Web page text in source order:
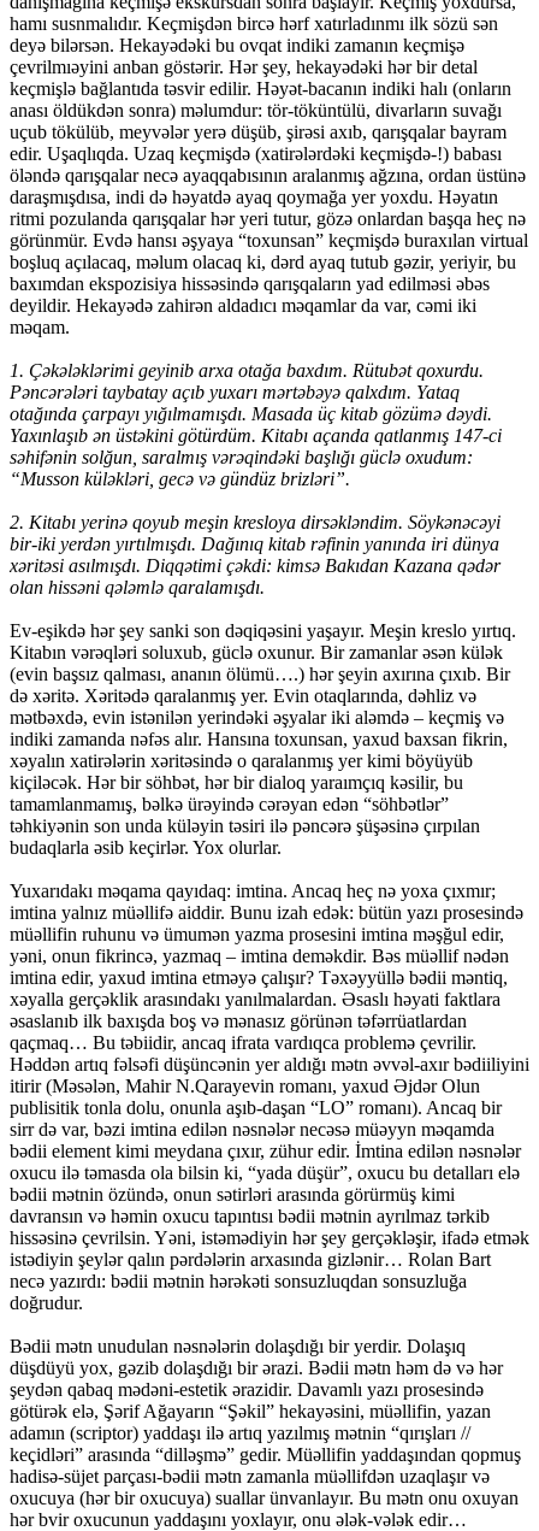
hamı susnmalıdır. Keçmişdən bircə hərf xatırladınmı ilk sözü sən
deyə bilərsən. Hekayədəki bu ovqat indiki zamanın keçmişə
çevrilmıəyini anban göstərir. Hər şey, hekayədəki hər bir detal
keçmişlə bağlantıda təsvir edilir. Həyət-bacanın indiki halı (onların
anası öldükdən sonra) məlumdur: tör-töküntülü, divarların suvağı
uçub tökülüb, meyvələr yerə düşüb, şirəsi axıb, qarışqalar bayram
edir. Uşaqlıqda. Uzaq keçmişdə (xatirələrdəki keçmişdə-!) babası
öləndə qarışqalar necə ayaqqabısının aralanmış ağzına, ordan üstünə
daraşmışdısa, indi də həyatdə ayaq qoymağa yer yoxdu. Həyatın
ritmi pozulanda qarışqalar hər yeri tutur, gözə onlardan başqa heç nə
görünmür. Evdə hansı əşyaya “toxunsan” keçmişdə buraxılan virtual
boşluq açılacaq, məlum olacaq ki, dərd ayaq tutub gəzir, yeriyir, bu
baxımdan ekspozisiya hissəsində qarışqaların yad edilməsi əbəs
deyildir. Hekayədə zahirən aldadıcı məqamlar da var, cəmi iki
məqam.
1. Çəkələklərimi geyinib arxa otağa baxdım. Rütubət qoxurdu.
Pəncərələri taybatay açıb yuxarı mərtəbəyə qalxdım. Yataq
otağında çarpayı yığılmamışdı. Masada üç kitab gözümə dəydi.
Yaxınlaşıb ən üstəkini götürdüm. Kitabı açanda qatlanmış 147-ci
səhifənin solğun, saralmış vərəqindəki başlığı güclə oxudum:
“Musson küləkləri, gecə və gündüz brizləri”.
2. Kitabı yerinə qoyub meşin kresloya dirsəkləndim. Söykənəcəyi
bir-iki yerdən yırtılmışdı. Dağınıq kitab rəfinin yanında iri dünya
xəritəsi asılmışdı. Diqqətimi çəkdi: kimsə Bakıdan Kazana qədər
olan hissəni qələmlə qaralamışdı.
Ev-eşikdə hər şey sanki son dəqiqəsini yaşayır. Meşin kreslo yırtıq.
Kitabın vərəqləri soluxub, güclə oxunur. Bir zamanlar əsən külək
(evin başsız qalması, ananın ölümü….) hər şeyin axırına çıxıb. Bir
də xəritə. Xəritədə qaralanmış yer. Evin otaqlarında, dəhliz və
mətbəxdə, evin istənilən yerindəki əşyalar iki aləmdə – keçmiş və
indiki zamanda nəfəs alır. Hansına toxunsan, yaxud baxsan fikrin,
xəyalın xatirələrin xəritəsində o qaralanmış yer kimi böyüyüb
kiçiləcək. Hər bir söhbət, hər bir dialoq yaraımçıq kəsilir, bu
tamamlanmamış, bəlkə ürəyində cərəyan edən “söhbətlər”
təhkiyənin son unda küləyin təsiri ilə pəncərə şüşəsinə çırpılan
budaqlarla əsib keçirlər. Yox olurlar.
Yuxarıdakı məqama qayıdaq: imtina. Ancaq heç nə yoxa çıxmır;
imtina yalnız müəllifə aiddir. Bunu izah edək: bütün yazı prosesində
müəllifin ruhunu və ümumən yazma prosesini imtina məşğul edir,
yəni, onun fikrincə, yazmaq – imtina deməkdir. Bəs müəllif nədən
imtina edir, yaxud imtina etməyə çalışır? Təxəyyüllə bədii məntiq,
xəyalla gerçəklik arasındakı yanılmalardan. Əsaslı həyati faktlara
əsaslanıb ilk baxışda boş və mənasız görünən təfərrüatlardan
qaçmaq… Bu təbiidir, ancaq ifrata vardıqca problemə çevrilir.
Həddən artıq fəlsəfi düşüncənin yer aldığı mətn əvvəl-axır bədiiliyini
itirir (Məsələn, Mahir N.Qarayevin romanı, yaxud Əjdər Olun
publisitik tonla dolu, onunla aşıb-daşan “LO” romanı). Ancaq bir
sirr də var, bəzi imtina edilən nəsnələr necəsə müəyyn məqamda
bədii element kimi meydana çıxır, zühur edir. İmtina edilən nəsnələr
oxucu ilə təmasda ola bilsin ki, “yada düşür”, oxucu bu detalları elə
bədii mətnin özündə, onun sətirləri arasında görürmüş kimi
davransın və həmin oxucu tapıntısı bədii mətnin ayrılmaz tərkib
hissəsinə çevrilsin. Yəni, istəmədiyin hər şey gerçəkləşir, ifadə etmək
istədiyin şeylər qalın pərdələrin arxasında gizlənir… Rolan Bart
necə yazırdı: bədii mətnin hərəkəti sonsuzluqdan sonsuzluğa
doğrudur.
Bədii mətn unudulan nəsnələrin dolaşdığı bir yerdir. Dolaşıq
düşdüyü yox, gəzib dolaşdığı bir ərazi. Bədii mətn həm də və hər
şeydən qabaq mədəni-estetik ərazidir. Davamlı yazı prosesində
götürək elə, Şərif Ağayarın “Şəkil” hekayəsini, müəllifin, yazan
adamın (scriptor) yaddaşı ilə artıq yazılmış mətnin “qırışları //
keçidləri” arasında “dilləşmə” gedir. Müəllifin yaddaşından qopmuş
hadisə-süjet parçası-bədii mətn zamanla müəllifdən uzaqlaşır və
oxucuya (hər bir oxucuya) suallar ünvanlayır. Bu mətn onu oxuyan
hər bvir oxucunun yaddaşını yoxlayır, onu ələk-vələk edir…